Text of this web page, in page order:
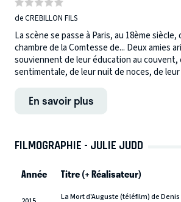
de CREBILLON FILS
La scène se passe à Paris, au 18ème
chambre de la Comtesse de... Deux amies
souviennent de leur éducation au
sentimentale, de leur nuit de noces, de leur
En savoir plus
FILMOGRAPHIE - JULIE JUDD
Année Titre (+ Réalisateur)
La Mort d'Auguste (téléfilm) de Denis